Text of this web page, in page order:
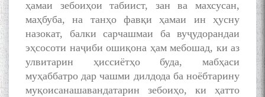
ҳамаи зебоиҳои табиист, зан ва махсусан,
маҳбуба, на танҳо фавқи ҳамаи ин ҳусну
назокат, балки сарчашмаи ба вуҷудорандаи
эҳсосоти наҷиби ошиқона ҳам мебошад, ки аз
улвитарин ҳиссиётҳо буда, мабҳаси
муҳаббатро дар чашми дилдода ба ноёбтарину
муқоисанашавандатарин зебоиҳо, ки ҳатто